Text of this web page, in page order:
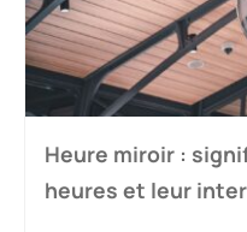
Heure miroir :
heures et leur